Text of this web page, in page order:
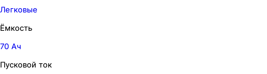
Легковые
Ёмкость
70 Ач
Пусковой ток